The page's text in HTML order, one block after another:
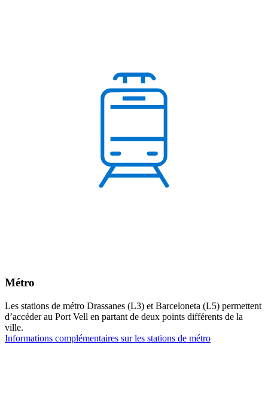
Métro
Les stations de métro Drassanes (L3) et Barceloneta (L5) permettent
d’accéder au Port Vell en partant de deux points différents de la
ville.
Informations complémentaires sur les stations de métro